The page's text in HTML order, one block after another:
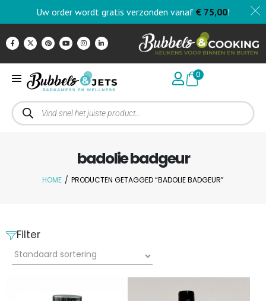
Uw order wordt gratis verzonden vanaf € 75,00!
0
badolie badgeur
HOME / PRODUCTEN GETAGGED “BADOLIE BADGEUR”
Filter